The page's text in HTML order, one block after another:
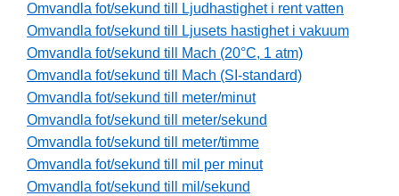
Omvandla fot/sekund till Ljudhastighet i rent vatten
Omvandla fot/sekund till Ljusets hastighet i vakuum
Omvandla fot/sekund till Mach (20°C, 1 atm)
Omvandla fot/sekund till Mach (SI-standard)
Omvandla fot/sekund till meter/minut
Omvandla fot/sekund till meter/sekund
Omvandla fot/sekund till meter/timme
Omvandla fot/sekund till mil per minut
Omvandla fot/sekund till mil/sekund